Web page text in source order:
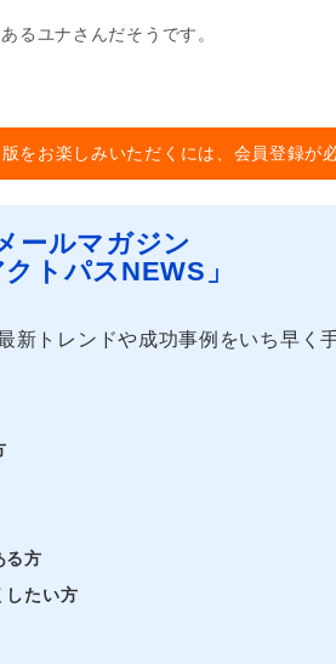
るユナさんだそうです。
をお楽しみいただくには、会員登録が
ールマガジン
クトパスNEWS」
新トレンドや成功事例をいち早く
る方
したい方